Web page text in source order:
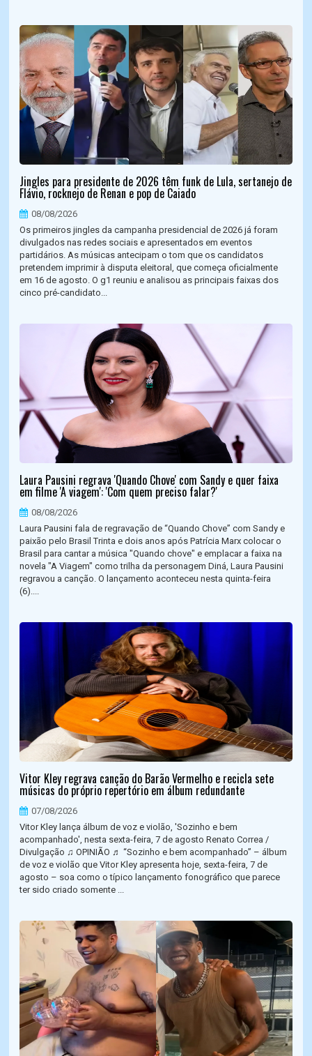
Jingles para presidente de 2026 têm funk de Lula, sertanejo de
Flávio, rocknejo de Renan e pop de Caiado
08/08/2026
Os primeiros jingles da campanha presidencial de 2026 já foram
divulgados nas redes sociais e apresentados em eventos
partidários. As músicas antecipam o tom que os candidatos
pretendem imprimir à disputa eleitoral, que começa oficialmente
em 16 de agosto. O g1 reuniu e analisou as principais faixas dos
cinco pré-candidato...
Laura Pausini regrava 'Quando Chove' com Sandy e quer faixa
em filme 'A viagem': 'Com quem preciso falar?'
08/08/2026
Laura Pausini fala de regravação de “Quando Chove” com Sandy e
paixão pelo Brasil Trinta e dois anos após Patrícia Marx colocar o
Brasil para cantar a música "Quando chove" e emplacar a faixa na
novela "A Viagem" como trilha da personagem Diná, Laura Pausini
regravou a canção. O lançamento aconteceu nesta quinta-feira
(6)....
Vitor Kley regrava canção do Barão Vermelho e recicla sete
músicas do próprio repertório em álbum redundante
07/08/2026
Vitor Kley lança álbum de voz e violão, 'Sozinho e bem
acompanhado', nesta sexta-feira, 7 de agosto Renato Correa /
Divulgação ♫ OPINIÃO ♬ “Sozinho e bem acompanhado” – álbum
de voz e violão que Vitor Kley apresenta hoje, sexta-feira, 7 de
agosto – soa como o típico lançamento fonográfico que parece
ter sido criado somente ...